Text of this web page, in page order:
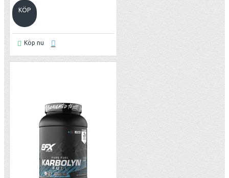
KÖP
Köp nu